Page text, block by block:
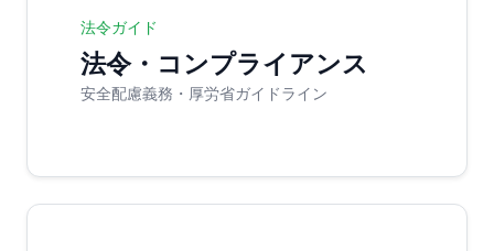
法令ガイド
法令・コンプライアンス
安全配慮義務・厚労省ガイドライン